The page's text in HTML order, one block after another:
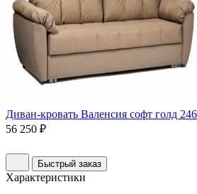
Диван-кровать Валенсия софт голд
56 250 ₽
Быстрый заказ
Характеристики